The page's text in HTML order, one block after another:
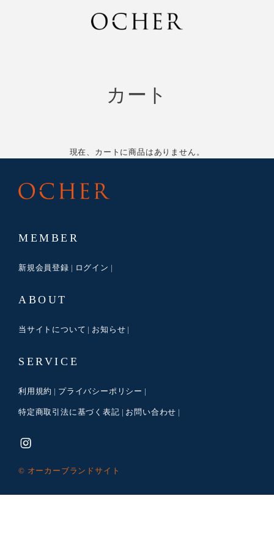
カート
現在、カートに商品はありません。
MEMBER
新規会員登録 ログイン
ABOUT
当サイトについて お知らせ
SERVICE
利用規約 プライバシーポリシー
特定商取引法に基づく表記 お問い合わせ
© オーカーブランドサイト